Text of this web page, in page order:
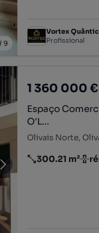
9
Vortex
Profissional
1 360 000 €
Espaço
O'L...
Olivais Norte,
Preço por
300.21 m²
Andar